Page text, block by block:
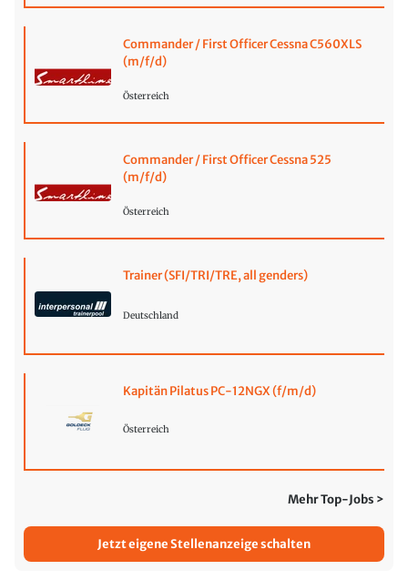
Commander / First Officer Cessna C560XLS
(m/f/d)
Österreich
Commander / First Officer Cessna 525
(m/f/d)
Österreich
Trainer (SFI/TRI/TRE, all genders)
Deutschland
Kapitän Pilatus PC-12NGX (f/m/d)
Österreich
Mehr Top-Jobs >
Jetzt eigene Stellenanzeige schalten